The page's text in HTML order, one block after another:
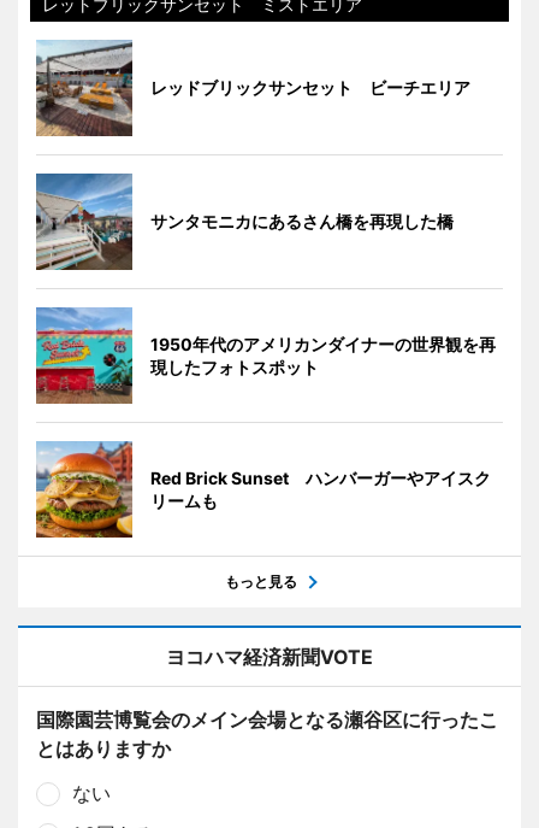
レットブリックサンセット ミストエリア
レッドブリックサンセット ビーチエリア
サンタモニカにあるさん橋を再現した橋
1950年代のアメリカンダイナーの世界観を再
現したフォトスポット
Red Brick Sunset ハンバーガーやアイスク
リームも
もっと見る
ヨコハマ経済新聞VOTE
国際園芸博覧会のメイン会場となる瀬谷区に行ったこ
とはありますか
ない